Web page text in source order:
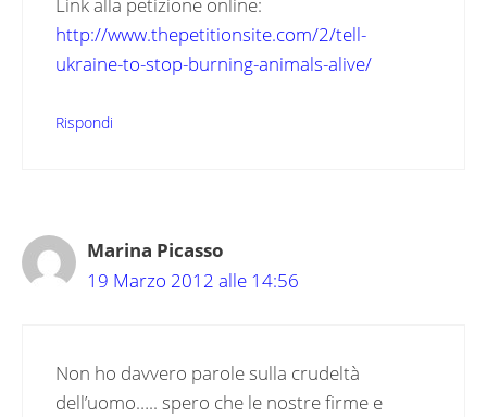
Link alla petizione online:
http://www.thepetitionsite.com/2/tell-
ukraine-to-stop-burning-animals-alive/
Rispondi
Marina Picasso
19 Marzo 2012 alle 14:56
Non ho davvero parole sulla crudeltà
dell’uomo….. spero che le nostre firme e